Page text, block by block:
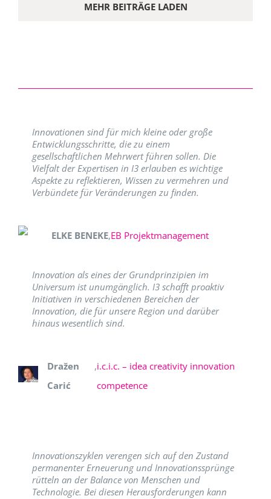
MEHR BEITRÄGE LADEN
Innovationen sind für mich kleine oder große
Entwicklungsschritte, die zu einem
gesellschaftlichen Mehrwert führen sollen. Die
Vielfalt der Expertisen in I3 erlauben es wichtige
Aspekte zu reflektieren, Wissen zu vermehren und
Verbündete für Veränderungen zu finden.
ELKE BENEKE,EB Projektmanagement
Innovation als eines der Grundprinzipien im
Universum ist unumgänglich. I3 schafft proaktiv
Initiativen in verschiedenen Bereichen der
Innovation, die für unsere Region und darüber
hinaus wesentlich sind.
Dražen
Carić
,i.c.i.c. – idea creativity innovation
competence
Innovationszyklen verengen sich auf den Zustand
permanenter Erneuerung und Innovationssprünge
rütteln an der Balance von Menschen und
Technologie. Bei diesen Herausforderungen kann